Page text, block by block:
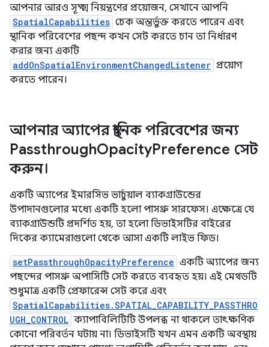
আপনার আরও সূক্ষ্ম নিয়ন্ত্রণের প্রয়োজন, সেখানে আপনি
SpatialCapabilities চেক অন্তর্ভুক্ত করতে পারেন এবং
স্থানিক পরিবেশের পছন্দ কখন সেট করতে চান তা নির্ধারণ
করার জন্য একটি
addOnSpatialEnvironmentChangedListener প্রয়োগ
করতে পারেন।
আপনার অ্যাপের স্থানিক পরিবেশের জন্য
PassthroughOpacityPreference সেট
করুন।
একটি অ্যাপের ইমারসিভ ভার্চুয়াল ব্যাকগ্রাউন্ডের
উপাদানগুলোর মধ্যে একটি হলো পাসথ্রু সারফেস। এক্ষেত্রে যে
ব্যাকগ্রাউন্ডটি প্রদর্শিত হয়, তা হলো ডিভাইসটির বাইরের
দিকের ক্যামেরাগুলো থেকে আসা একটি লাইভ ফিড।
setPassthroughOpacityPreference একটি অ্যাপের জন্য
পছন্দের পাসথ্রু অপাসিটি সেট করতে ব্যবহৃত হয়। এই মেথডটি
শুধুমাত্র একটি প্রেফারেন্স সেট করে এবং
SpatialCapabilities.SPATIAL_CAPABILITY_PASSTHRO
UGH_CONTROL ক্যাপাবিলিটিটি উপলব্ধ না থাকলে তাৎক্ষণিক
কোনো পরিবর্তন ঘটায় না। ডিভাইসটি যখন এমন একটি অবস্থায়